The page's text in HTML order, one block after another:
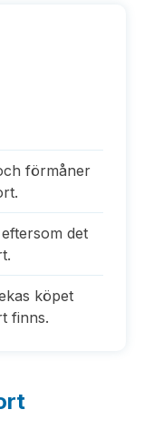
förmåner
det
köpet
finns.